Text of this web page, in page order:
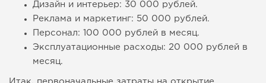
Дизайн и интерьер: 30 000 рублей.
Реклама и маркетинг: 50 000 рублей.
Персонал: 100 000 рублей в месяц.
Эксплуатационные расходы: 20 000 рублей в
месяц.